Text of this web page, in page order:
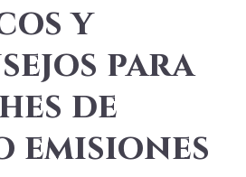
y
para
de
emisiones